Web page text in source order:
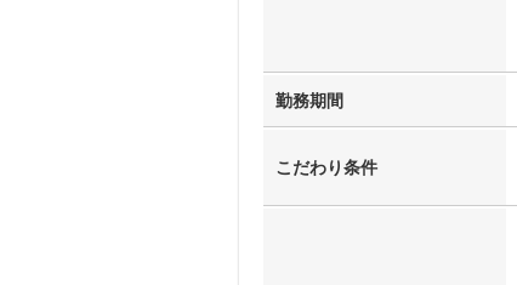
勤務期間
こだわり条件